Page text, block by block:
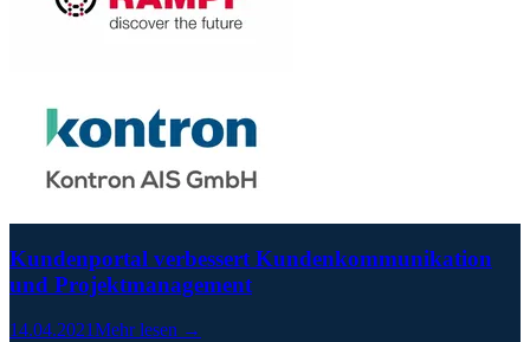
Kundenportal verbessert Kundenkommunikation
und Projektmanagement
14.04.2021Mehr lesen →